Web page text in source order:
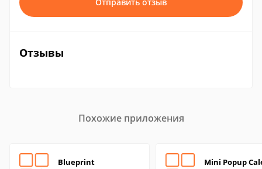
Отзывы
Похожие приложения
Blueprint Mini Popup